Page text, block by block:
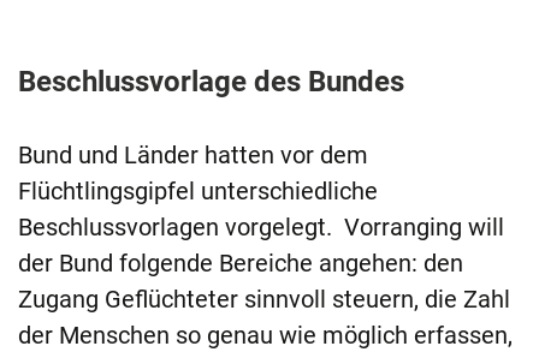
Beschlussvorlage des Bundes
Bund und Länder hatten vor dem
Flüchtlingsgipfel unterschiedliche
Beschlussvorlagen vorgelegt. Vorranging will
der Bund folgende Bereiche angehen: den
Zugang Geflüchteter sinnvoll steuern, die Zahl
der Menschen so genau wie möglich erfassen,